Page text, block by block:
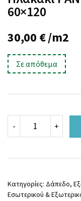
60×120
30,00 €/m2
Σε απόθεμα
-
PANTHEON
EV
VE
60x120
+
Κατηγορίες: Δάπεδο,
Εσωτερικού &